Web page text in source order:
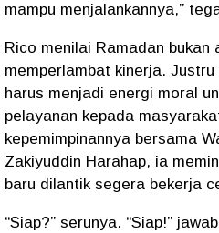
mampu menjalankannya,”
Rico menilai Ramadan bukan
memperlambat kinerja.
harus menjadi energi moral
pelayanan kepada
kepemimpinannya bersama
Zakiyuddin Harahap, ia
baru dilantik segera bekerja
“Siap?” serunya. “Siap!”